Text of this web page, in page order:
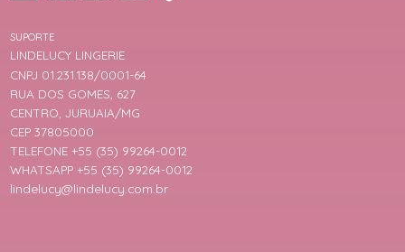
SUPORTE
LINDELUCY LINGERIE
CNPJ 01.231.138/0001-64
RUA DOS GOMES, 627
CENTRO, JURUAIA/MG
CEP 37805000
TELEFONE +55 (35) 99264-0012
WHATSAPP +55 (35) 99264-0012
lindelucy@lindelucy.com.br